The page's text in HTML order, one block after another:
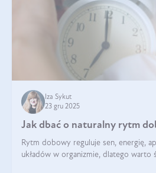
Iza Sykut
23 gru 2025
Jak dbać o naturalny rytm
Rytm dobowy reguluje sen, energię,
układów w organizmie, dlatego warto